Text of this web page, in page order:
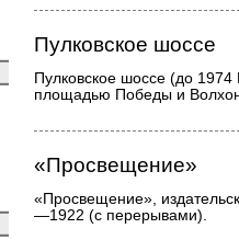
Пулковское шоссе
Пулковское шоссе (до
площадью Победы и
«Просвещение»
«Просвещение»,
—1922 (с перерывами).